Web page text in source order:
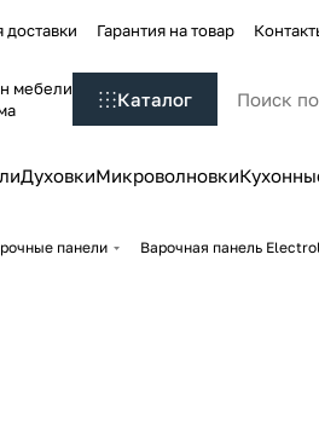
доставки Гарантия на товар
мебели
Каталог
ДуховкиМикроволновки
панели Варочная панель